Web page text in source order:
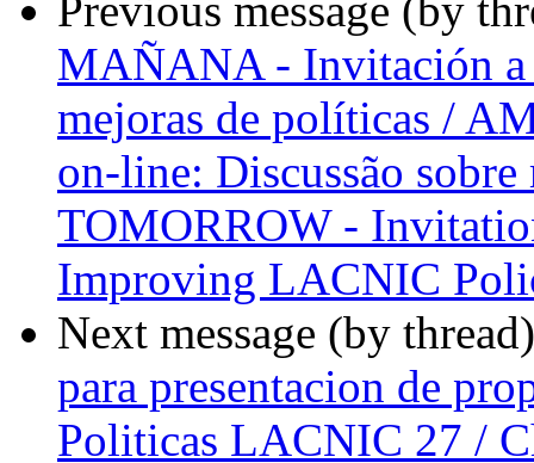
Previous message (by
MAÑANA - Invitación a
mejoras de políticas /
on-line: Discussão
TOMORROW -
Improving LACNIC
Next message (by
para presentacion de
Politicas LACNIC 27 /